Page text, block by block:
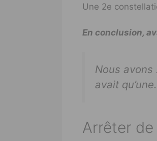
Une 2e
En conclusion,
Nous avons
avait qu’une.
Arrêter